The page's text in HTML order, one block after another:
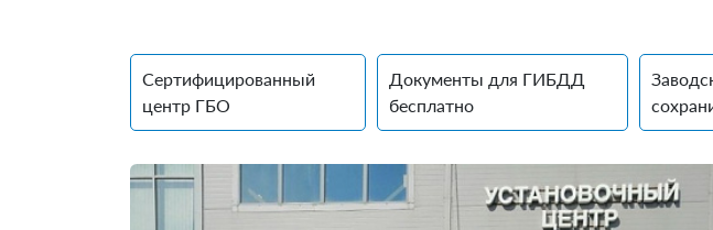
Сертифицированный
центр ГБО
Документы для ГИБДД
бесплатно